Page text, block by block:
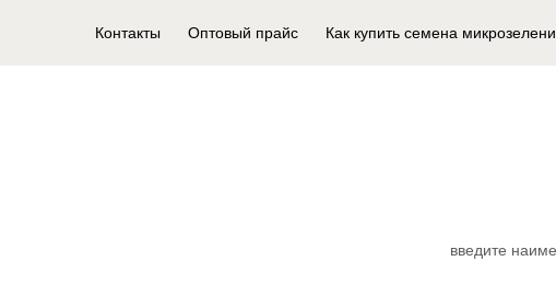
Контакты Оптовый прайс Как купить семена микрозелени